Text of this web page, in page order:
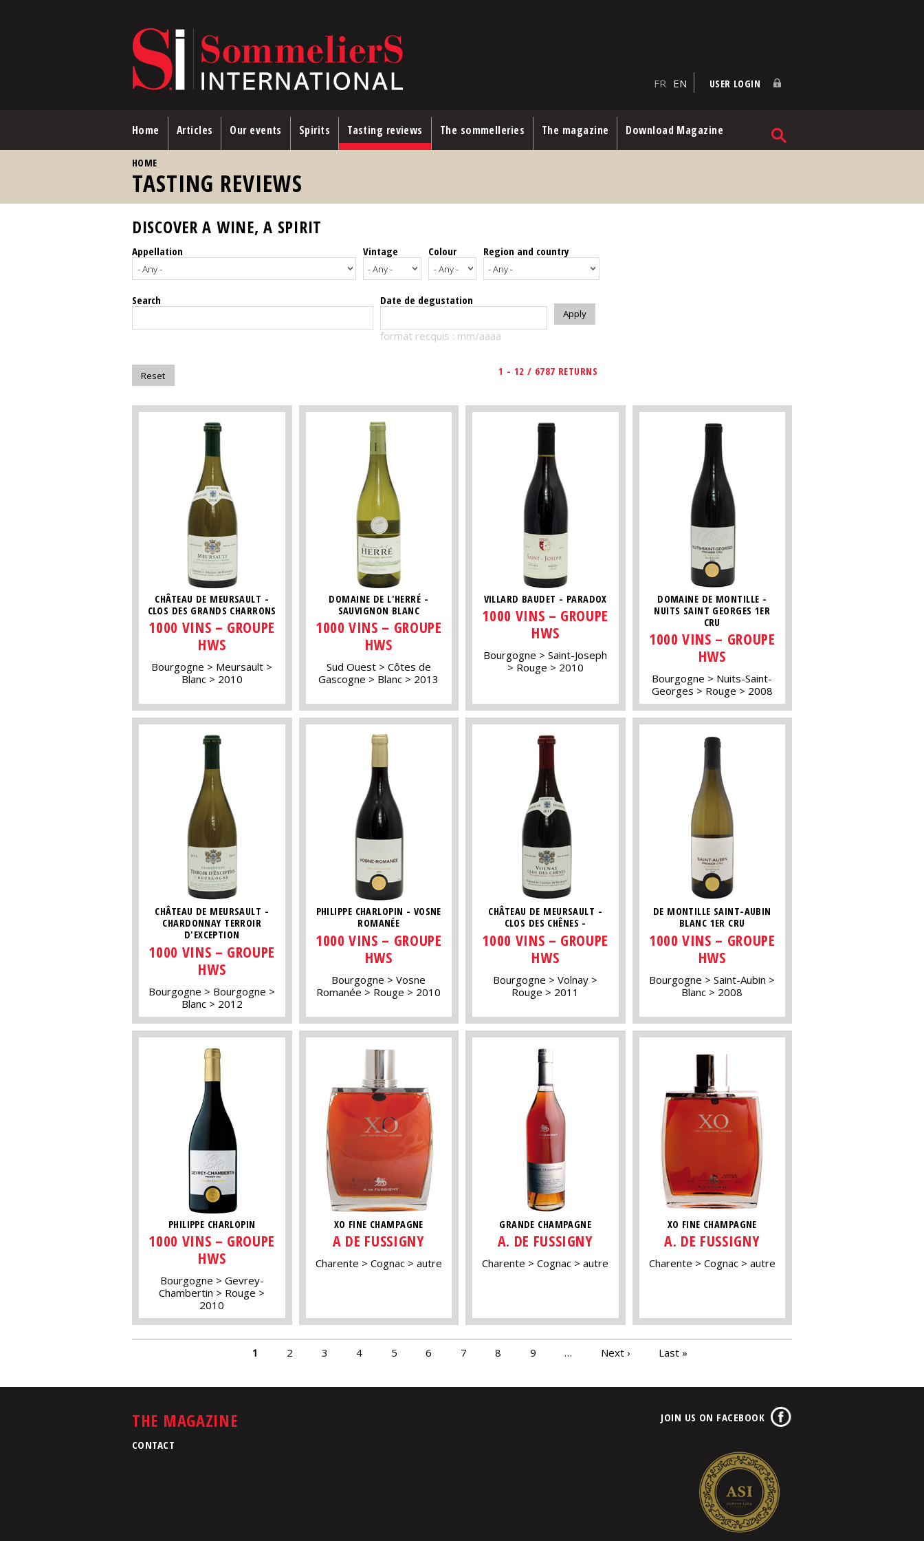
FR EN USER LOGIN
Home Articles Our events Spirits Tasting reviews The sommelleries The magazine Download Magazine
HOME
TASTING REVIEWS
DISCOVER A WINE, A SPIRIT
Appellation Vintage Colour Region and country
Search Date de degustation
format recquis : mm/aaaa
1 - 12 / 6787 RETURNS
CHÂTEAU DE MEURSAULT -
CLOS DES GRANDS CHARRONS
1000 VINS – GROUPE
HWS
Bourgogne
Meursault
Blanc
2010
DOMAINE DE L'HERRÉ -
SAUVIGNON BLANC
1000 VINS – GROUPE
HWS
Sud Ouest
Côtes de
Gascogne
Blanc 2013
VILLARD BAUDET - PARADOX
1000 VINS – GROUPE
HWS
Bourgogne
Saint-Joseph
Rouge
2010
DOMAINE DE MONTILLE -
NUITS SAINT GEORGES 1ER
CRU
1000 VINS – GROUPE
HWS
Bourgogne
Nuits-Saint-
Georges
Rouge 2008
CHÂTEAU DE MEURSAULT -
CHARDONNAY TERROIR
D'EXCEPTION
1000 VINS – GROUPE
HWS
Bourgogne
Bourgogne
Blanc
2012
PHILIPPE CHARLOPIN - VOSNE
ROMANÉE
1000 VINS – GROUPE
HWS
Bourgogne
Vosne
Romanée
Rouge 2010
CHÂTEAU DE MEURSAULT -
CLOS DES CHÊNES -
1000 VINS – GROUPE
HWS
Bourgogne
Volnay
Rouge
2011
DE MONTILLE SAINT-AUBIN
BLANC 1ER CRU
1000 VINS – GROUPE
HWS
Bourgogne
Saint-Aubin
Blanc
2008
PHILIPPE CHARLOPIN
1000 VINS – GROUPE
HWS
Bourgogne
Gevrey-
Chambertin
Rouge
2010
XO FINE CHAMPAGNE
A DE FUSSIGNY
Charente Cognac autre
GRANDE CHAMPAGNE
A. DE FUSSIGNY
Charente Cognac autre
XO FINE CHAMPAGNE
A. DE FUSSIGNY
Charente Cognac autre
1 2 3 4 5 6 7 8 9 … Next › Last »
THE MAGAZINE
CONTACT
JOIN US ON FACEBOOK